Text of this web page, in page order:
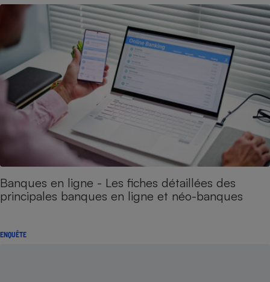
Banques en ligne - Les fiches détaillées des
principales banques en ligne et néo-banques
ENQUÊTE